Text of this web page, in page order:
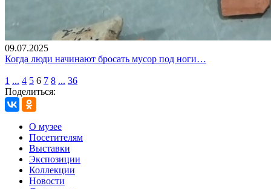
09.07.2025
Когда люди начинают бросать мусор под ноги…
1 ... 4 5 6 7 8 ... 36
Поделиться:
О музее
Посетителям
Выставки
Экспозиции
Коллекции
Новости